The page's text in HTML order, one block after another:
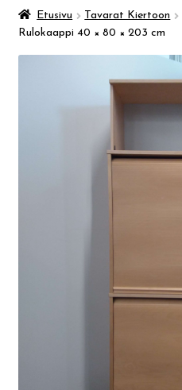
Taidemuseo & Ratamo
Varhaiskasvatus
Etusivu Tavarat Kiertoon
Rulokaappi 40 × 80 × 203 cm